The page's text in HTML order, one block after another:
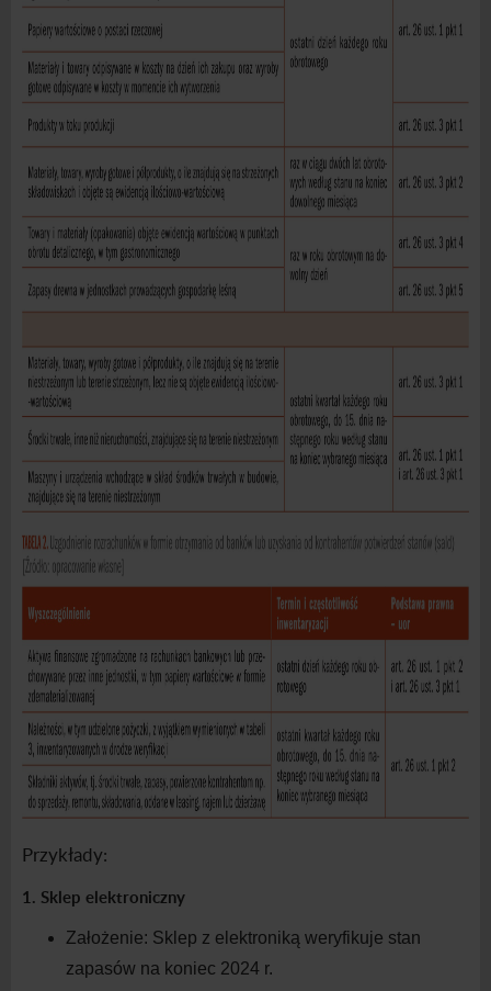
Przykłady:
1. Sklep elektroniczny
Założenie: Sklep z elektroniką weryfikuje stan
zapasów na koniec 2024 r.